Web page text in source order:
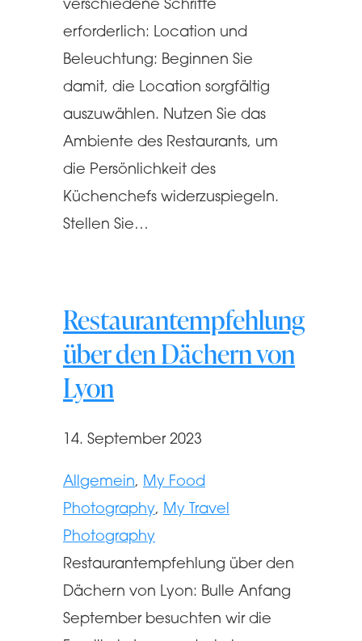
verschiedene Schritte
erforderlich: Location und
Beleuchtung: Beginnen Sie
damit, die Location sorgfältig
auszuwählen. Nutzen Sie das
Ambiente des Restaurants, um
die Persönlichkeit des
Küchenchefs widerzuspiegeln.
Stellen Sie…
Restaurantempfehlung
über den Dächern von
Lyon
14. September 2023
Allgemein, My Food
Photography, My Travel
Photography
Restaurantempfehlung über den
Dächern von Lyon: Bulle Anfang
September besuchten wir die